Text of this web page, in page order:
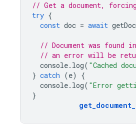
// Get a document,
try {
const doc = await
// Document was found
// an error will be
console. log( "Cached
} catch (e)
{
console. log( "Error
}